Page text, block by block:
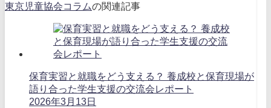
東京児童協会コラムの関連記事
保育実習と就職をどう支える？ 養成校と保育現場が
語り合った学生支援の交流会レポート
2026年3月13日